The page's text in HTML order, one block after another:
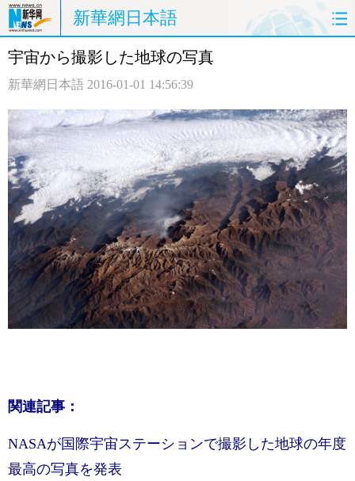
新華網日本語
ホームページ 政治
観光 評論 写真
中日対訳
宇宙から撮影した地球の写真
新華網日本語 2016-01-01 14:56:39
関連記事：
NASAが国際宇宙ステーションで撮影した地球の年度
最高の写真を発表